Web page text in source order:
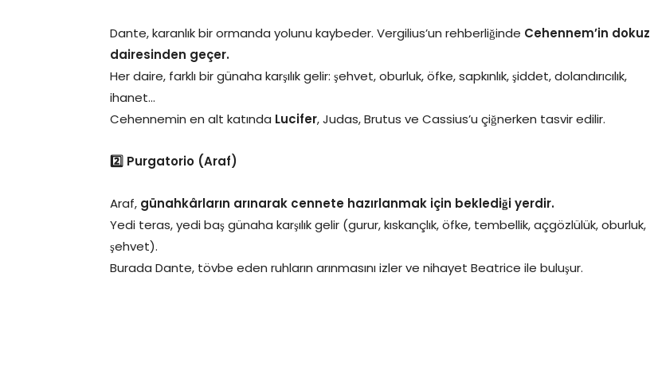
Dante, karanlık bir ormanda yolunu kaybeder. Vergilius’un rehberliğinde Cehennem’in dokuz
dairesinden geçer.
Her daire, farklı bir günaha karşılık gelir: şehvet, oburluk, öfke, sapkınlık, şiddet, dolandırıcılık,
ihanet…
Cehennemin en alt katında Lucifer, Judas, Brutus ve Cassius’u çiğnerken tasvir edilir.
2️⃣ Purgatorio (Araf)
Araf, günahkârların arınarak cennete hazırlanmak için beklediği yerdir.
Yedi teras, yedi baş günaha karşılık gelir (gurur, kıskançlık, öfke, tembellik, açgözlülük, oburluk,
şehvet).
Burada Dante, tövbe eden ruhların arınmasını izler ve nihayet Beatrice ile buluşur.